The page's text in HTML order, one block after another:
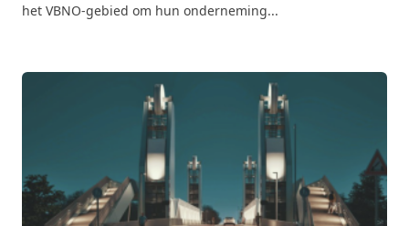
het VBNO-gebied om hun onderneming...